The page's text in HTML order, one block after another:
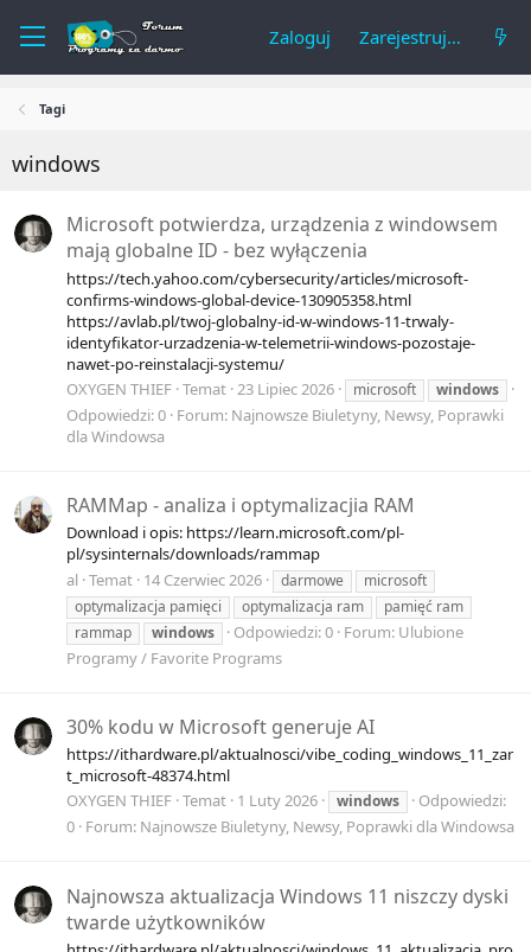
Zaloguj Zarejestruj się
Tagi
windows
Microsoft potwierdza, urządzenia z windowsem
mają globalne ID - bez wyłączenia
https://tech.yahoo.com/cybersecurity/articles/microsoft-
confirms-windows-global-device-130905358.html
https://avlab.pl/twoj-globalny-id-w-windows-11-trwaly-
identyfikator-urzadzenia-w-telemetrii-windows-pozostaje-
nawet-po-reinstalacji-systemu/
OXYGEN THIEF Temat 23 Lipiec 2026 microsoft windows
Odpowiedzi: 0 Forum: Najnowsze Biuletyny, Newsy, Poprawki
dla Windowsa
RAMMap - analiza i optymalizacjia RAM
Download i opis: https://learn.microsoft.com/pl-
pl/sysinternals/downloads/rammap
al Temat 14 Czerwiec 2026 darmowe
microsoft
optymalizacja pamięci
optymalizacja ram
pamięć ram
rammap
windows Odpowiedzi: 0 Forum: Ulubione
Programy / Favorite Programs
30% kodu w Microsoft generuje AI
https://ithardware.pl/aktualnosci/vibe_coding_windows_11_zar
t_microsoft-48374.html
OXYGEN THIEF Temat 1 Luty 2026 windows
Odpowiedzi:
0 Forum: Najnowsze Biuletyny, Newsy, Poprawki dla Windowsa
Najnowsza aktualizacja Windows 11 niszczy dyski
twarde użytkowników